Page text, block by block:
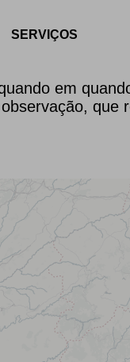
SERVIÇOS
em